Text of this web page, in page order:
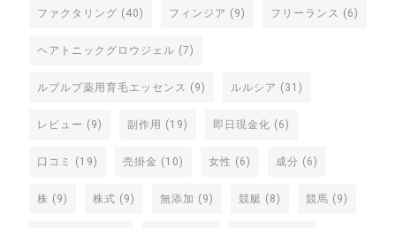
ファクタリング (40) フィンジア (9) フリーランス (6)
ヘアトニックグロウジェル (7)
ルプルプ薬用育毛エッセンス (9) ルルシア (31)
レビュー (9) 副作用 (19) 即日現金化 (6)
口コミ (19) 売掛金 (10) 女性 (6) 成分 (6)
株 (9) 株式 (9) 無添加 (9) 競艇 (8) 競馬 (9)